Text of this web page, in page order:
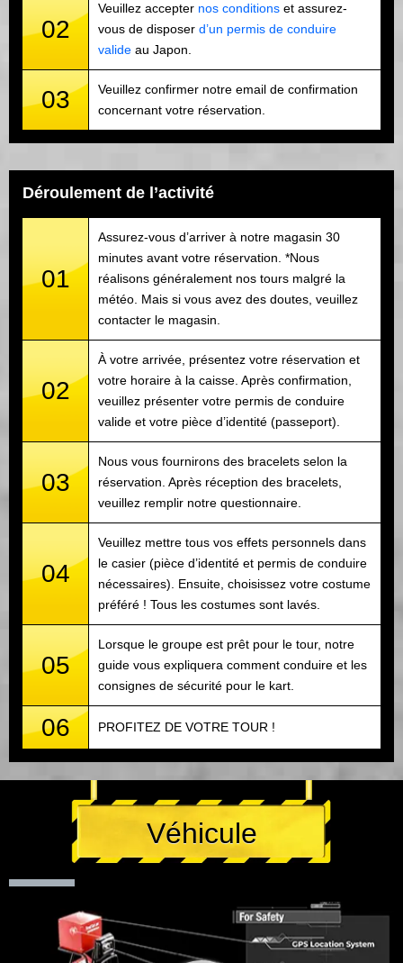
02
Veuillez accepter nos conditions et assurez-
vous de disposer d’un permis de conduire
valide au Japon.
03
Veuillez confirmer notre email de confirmation
concernant votre réservation.
Déroulement de l’activité
01
Assurez-vous d’arriver à notre magasin 30
minutes avant votre réservation. *Nous
réalisons généralement nos tours malgré la
météo. Mais si vous avez des doutes, veuillez
contacter le magasin.
02
À votre arrivée, présentez votre réservation et
votre horaire à la caisse. Après confirmation,
veuillez présenter votre permis de conduire
valide et votre pièce d’identité (passeport).
03
Nous vous fournirons des bracelets selon la
réservation. Après réception des bracelets,
veuillez remplir notre questionnaire.
04
Veuillez mettre tous vos effets personnels dans
le casier (pièce d’identité et permis de conduire
nécessaires). Ensuite, choisissez votre costume
préféré ! Tous les costumes sont lavés.
05
Lorsque le groupe est prêt pour le tour, notre
guide vous expliquera comment conduire et les
consignes de sécurité pour le kart.
06 PROFITEZ DE VOTRE TOUR !
Véhicule